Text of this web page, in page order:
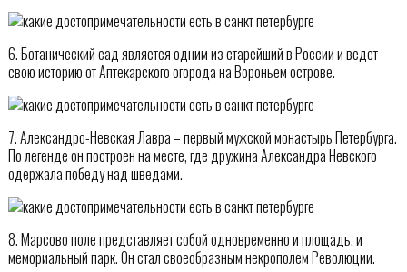
6. Ботанический сад является одним из старейший в России и ведет
свою историю от Аптекарского огорода на Вороньем острове.
7. Александро-Невская Лавра – первый мужской монастырь Петербурга.
По легенде он построен на месте, где дружина Александра Невского
одержала победу над шведами.
8. Марсово поле представляет собой одновременно и площадь, и
мемориальный парк. Он стал своеобразным некрополем Революции.